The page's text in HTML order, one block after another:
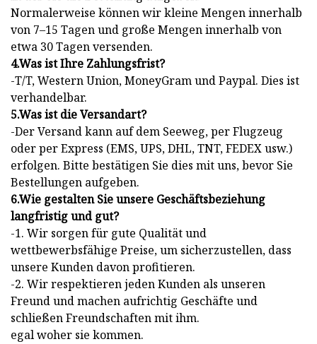
Normalerweise können wir kleine Mengen innerhalb
von 7–15 Tagen und große Mengen innerhalb von
etwa 30 Tagen versenden.
4.Was ist Ihre Zahlungsfrist?
-T/T, Western Union, MoneyGram und Paypal. Dies ist
verhandelbar.
5.Was ist die Versandart?
-Der Versand kann auf dem Seeweg, per Flugzeug
oder per Express (EMS, UPS, DHL, TNT, FEDEX usw.)
erfolgen. Bitte bestätigen Sie dies mit uns, bevor Sie
Bestellungen aufgeben.
6.Wie gestalten Sie unsere Geschäftsbeziehung
langfristig und gut?
-1. Wir sorgen für gute Qualität und
wettbewerbsfähige Preise, um sicherzustellen, dass
unsere Kunden davon profitieren.
-2. Wir respektieren jeden Kunden als unseren
Freund und machen aufrichtig Geschäfte und
schließen Freundschaften mit ihm.
egal woher sie kommen.